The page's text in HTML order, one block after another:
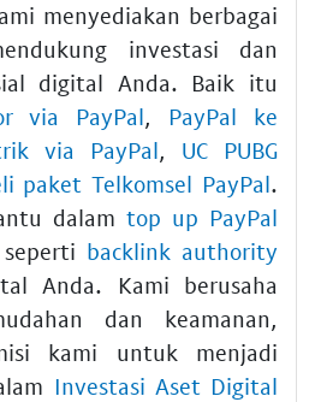
menyediakan berbagai
investasi dan
digital Anda. Baik itu
via PayPal, PayPal ke
via PayPal, UC PUBG
paket Telkomsel PayPal.
dalam top up PayPal
backlink authority
Anda. Kami berusaha
dan keamanan,
kami untuk menjadi
Investasi Aset Digital